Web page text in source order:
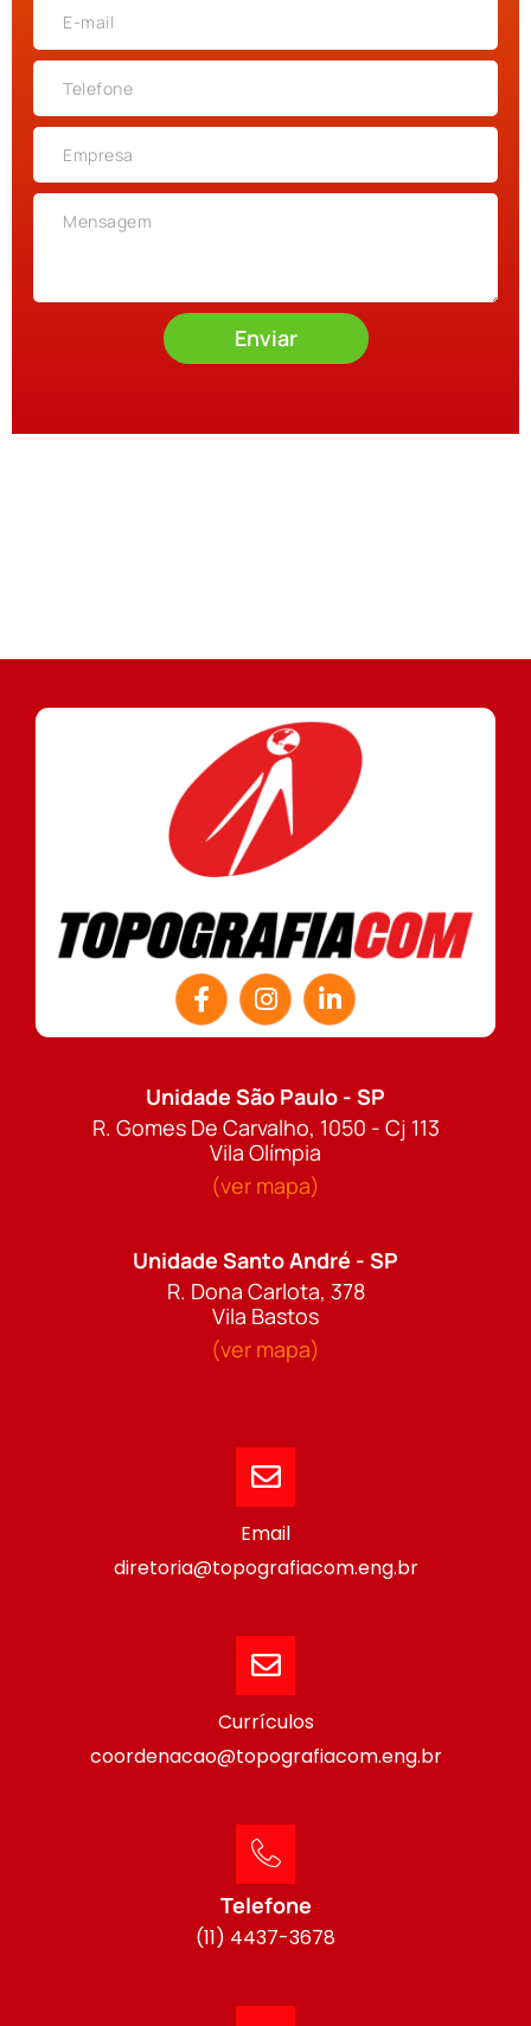
Enviar
Unidade São Paulo - SP
R. Gomes De Carvalho, 1050 - Cj 113
Vila Olímpia
(ver mapa)
Unidade Santo André - SP
R. Dona Carlota, 378
Vila Bastos
(ver mapa)
Email
diretoria@topografiacom.eng.br
Currículos
coordenacao@topografiacom.eng.br
Telefone
(11) 4437-3678